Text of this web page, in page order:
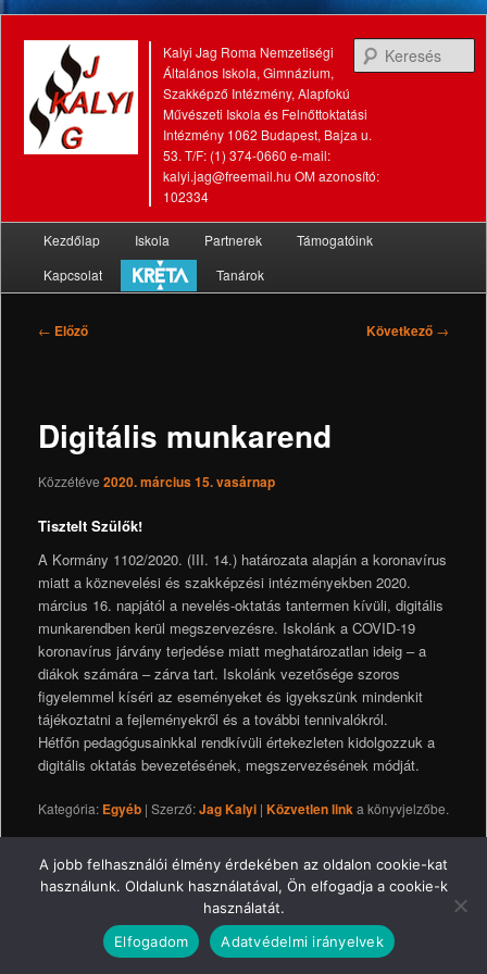
Kalyi Jag Roma Nemzetiségi
Általános Iskola, Gimnázium,
Szakképző Intézmény, Alapfokú
Művészeti Iskola és Felnőttoktatási
Intézmény 1062 Budapest, Bajza u.
53. T/F: (1) 374-0660 e-mail:
kalyi.jag@freemail.hu OM azonosító:
102334
Tovább
az
Tovább
a
Kezdőlap Iskola Partnerek
Támogatóink
Kapcsolat
Tanárok
Bejegyzés
← Előző Következő →
Digitális munkarend
Közzétéve 2020. március 15. vasárnap
Tisztelt Szülők!
A Kormány 1102/2020. (III. 14.) határozata alapján a koronavírus
miatt a köznevelési és szakképzési intézményekben 2020.
március 16. napjától a nevelés-oktatás tantermen kívüli, digitális
munkarendben kerül megszervezésre. Iskolánk a COVID-19
koronavírus járvány terjedése miatt meghatározatlan ideig – a
diákok számára – zárva tart. Iskolánk vezetősége szoros
figyelemmel kíséri az eseményeket és igyekszünk mindenkit
tájékoztatni a fejleményekről és a további tennivalókról.
Hétfőn pedagógusainkkal rendkívüli értekezleten kidolgozzuk a
digitális oktatás bevezetésének, megszervezésének módját.
Kategória: Egyéb| Szerző:Jag Kalyi| Közvetlen linka könyvjelzőbe.
Impresszum Jogi nyilatkozat Adatkezelési tájékoztató
© 2016 Kalyi Jag Iskola
A jobb felhasználói élmény érdekében az oldalon cookie-kat
használunk. Oldalunk használatával, Ön elfogadja a cookie-k
használatát.
Elfogadom
Adatvédelmi irányelvek